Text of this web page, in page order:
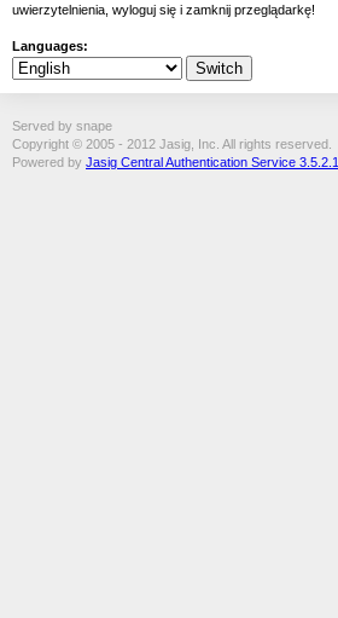
uwierzytelnienia, wyloguj się i zamknij przeglądarkę!
Languages:
Served by snape
Copyright © 2005 - 2012 Jasig, Inc. All rights reserved.
Powered by Jasig Central Authentication Service 3.5.2.1